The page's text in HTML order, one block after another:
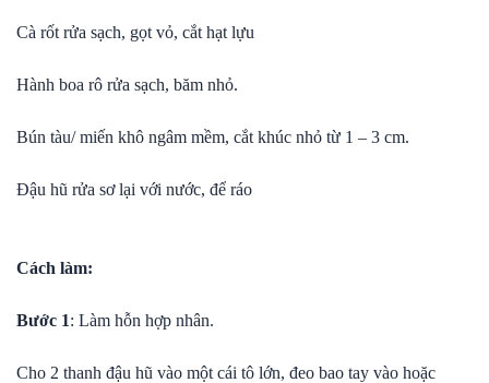
Cà rốt rửa sạch, gọt vỏ, cắt hạt lựu
Hành boa rô rửa sạch, băm nhỏ.
Bún tàu/ miến khô ngâm mềm, cắt khúc nhỏ từ 1 – 3 cm.
Đậu hũ rửa sơ lại với nước, để ráo
Cách làm:
Bước 1: Làm hỗn hợp nhân.
Cho 2 thanh đậu hũ vào một cái tô lớn, đeo bao tay vào hoặc